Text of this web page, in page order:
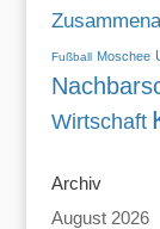
Fußball Moschee
Wirtschaft
Archiv
August 2026